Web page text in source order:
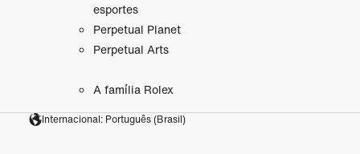
esportes
Perpetual Planet
Perpetual Arts
A família Rolex
Internacional: Português (Brasil)